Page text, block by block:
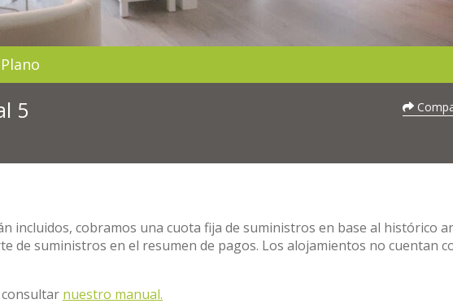
Plano
5
incluidos, cobramos una cuota fija de suministros en base al histórico
de suministros en el resumen de pagos. Los alojamientos no cuentan
consultar nuestro manual.